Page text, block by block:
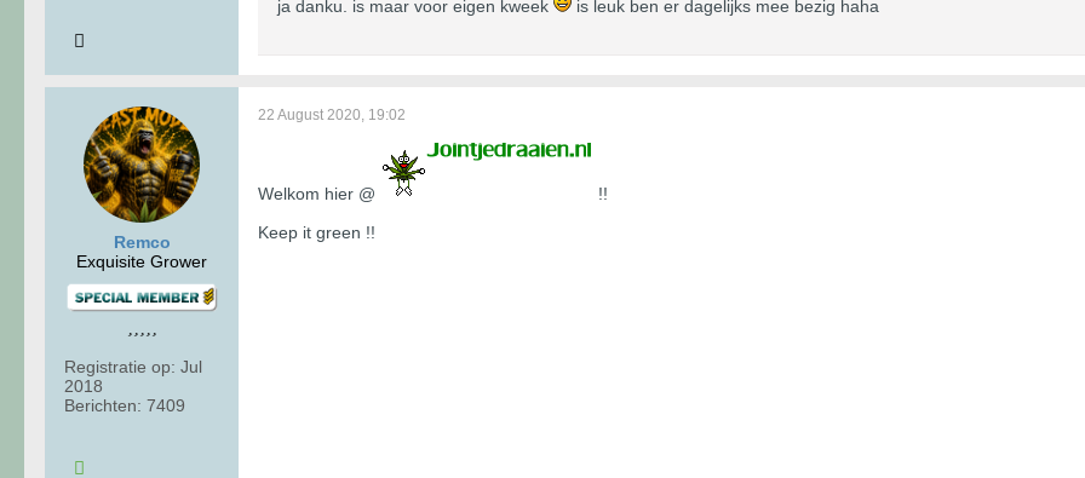
ja danku. is maar voor eigen kweek is leuk ben er dagelijks mee bezig haha
Remco
Exquisite Grower
Registratie op: Jul
2018
Berichten: 7409
22 August 2020, 19:02
Welkom hier @
!!
Keep it green !!